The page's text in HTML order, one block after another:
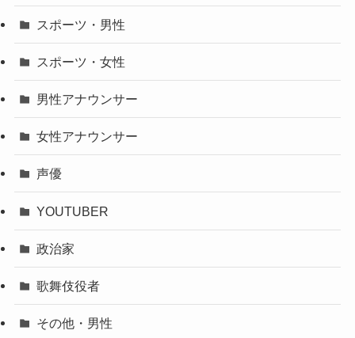
スポーツ・男性
スポーツ・女性
男性アナウンサー
女性アナウンサー
声優
YOUTUBER
政治家
歌舞伎役者
その他・男性